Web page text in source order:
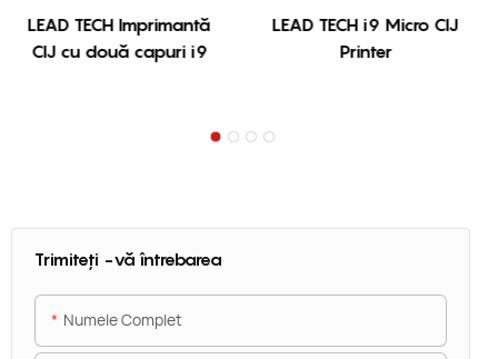
LEAD TECH Imprimantă
CIJ cu două capuri i9
LEAD TECH i9 Micro CIJ
Printer
Trimiteți -vă întrebarea
Numele Complet